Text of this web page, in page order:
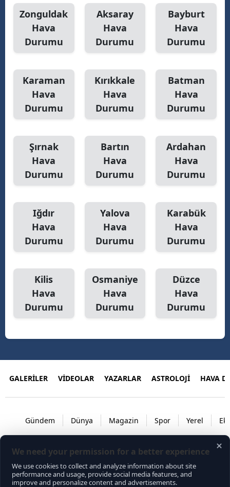
Zonguldak
Hava
Durumu
Aksaray
Hava
Durumu
Bayburt
Hava
Durumu
Karaman
Hava
Durumu
Kırıkkale
Hava
Durumu
Batman
Hava
Durumu
Şırnak
Hava
Durumu
Bartın
Hava
Durumu
Ardahan
Hava
Durumu
Iğdır
Hava
Durumu
Yalova
Hava
Durumu
Karabük
Hava
Durumu
Kilis
Hava
Durumu
Osmaniye
Hava
Durumu
Düzce
Hava
Durumu
GALERİLER VİDEOLAR YAZARLAR ASTROLOJİ HAVA
Gündem Dünya Magazin Spor Yerel